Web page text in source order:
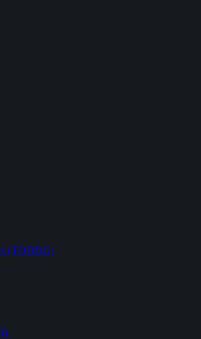
(TDDDG)